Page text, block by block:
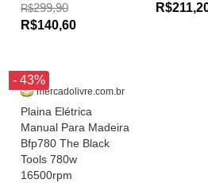
R$299,90
R$140,60
- 43%
mercadolivre.com.br
Plaina Elétrica
Manual Para Madeira
Bfp780 The Black
Tools 780w
16500rpm